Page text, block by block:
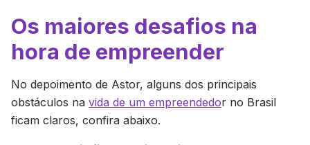
Os maiores desafios na
hora de empreender
No depoimento de Astor, alguns dos principais
obstáculos na vida de um empreendedor no Brasil
ficam claros, confira abaixo.